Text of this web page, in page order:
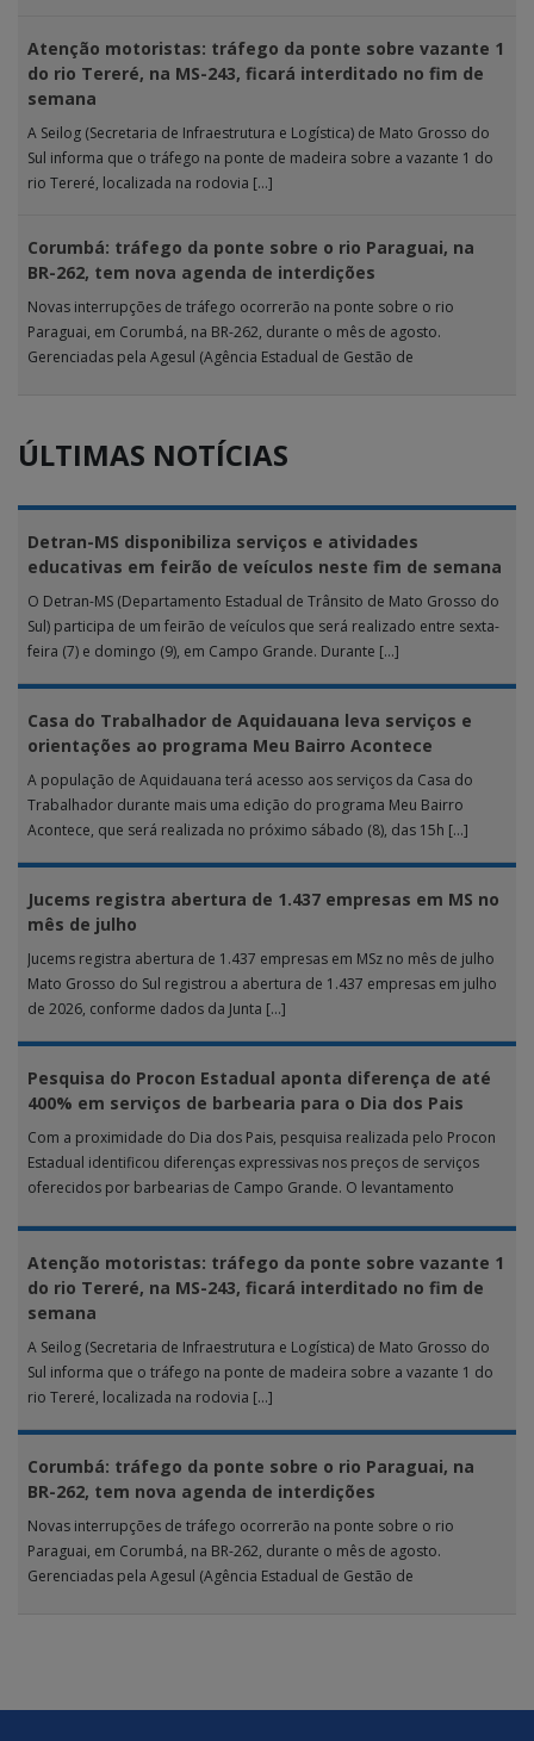
Atenção motoristas: tráfego da ponte sobre vazante 1
do rio Tereré, na MS-243, ficará interditado no fim de
semana
A Seilog (Secretaria de Infraestrutura e Logística) de Mato Grosso do
Sul informa que o tráfego na ponte de madeira sobre a vazante 1 do
rio Tereré, localizada na rodovia […]
Corumbá: tráfego da ponte sobre o rio Paraguai, na
BR-262, tem nova agenda de interdições
Novas interrupções de tráfego ocorrerão na ponte sobre o rio
Paraguai, em Corumbá, na BR-262, durante o mês de agosto.
Gerenciadas pela Agesul (Agência Estadual de Gestão de
ÚLTIMAS NOTÍCIAS
Detran-MS disponibiliza serviços e atividades
educativas em feirão de veículos neste fim de semana
O Detran-MS (Departamento Estadual de Trânsito de Mato Grosso do
Sul) participa de um feirão de veículos que será realizado entre sexta-
feira (7) e domingo (9), em Campo Grande. Durante […]
Casa do Trabalhador de Aquidauana leva serviços e
orientações ao programa Meu Bairro Acontece
A população de Aquidauana terá acesso aos serviços da Casa do
Trabalhador durante mais uma edição do programa Meu Bairro
Acontece, que será realizada no próximo sábado (8), das 15h […]
Jucems registra abertura de 1.437 empresas em MS no
mês de julho
Jucems registra abertura de 1.437 empresas em MSz no mês de julho
Mato Grosso do Sul registrou a abertura de 1.437 empresas em julho
de 2026, conforme dados da Junta […]
Pesquisa do Procon Estadual aponta diferença de até
400% em serviços de barbearia para o Dia dos Pais
Com a proximidade do Dia dos Pais, pesquisa realizada pelo Procon
Estadual identificou diferenças expressivas nos preços de serviços
oferecidos por barbearias de Campo Grande. O levantamento
Atenção motoristas: tráfego da ponte sobre vazante 1
do rio Tereré, na MS-243, ficará interditado no fim de
semana
A Seilog (Secretaria de Infraestrutura e Logística) de Mato Grosso do
Sul informa que o tráfego na ponte de madeira sobre a vazante 1 do
rio Tereré, localizada na rodovia […]
Corumbá: tráfego da ponte sobre o rio Paraguai, na
BR-262, tem nova agenda de interdições
Novas interrupções de tráfego ocorrerão na ponte sobre o rio
Paraguai, em Corumbá, na BR-262, durante o mês de agosto.
Gerenciadas pela Agesul (Agência Estadual de Gestão de